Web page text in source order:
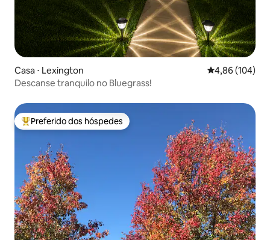
Casa ⋅ Lexington 4,86 de uma
4,86 (104)
Descanse tranquilo no Bluegrass!
Entre os melhores preferidos dos hóspedes
Preferido dos hóspedes